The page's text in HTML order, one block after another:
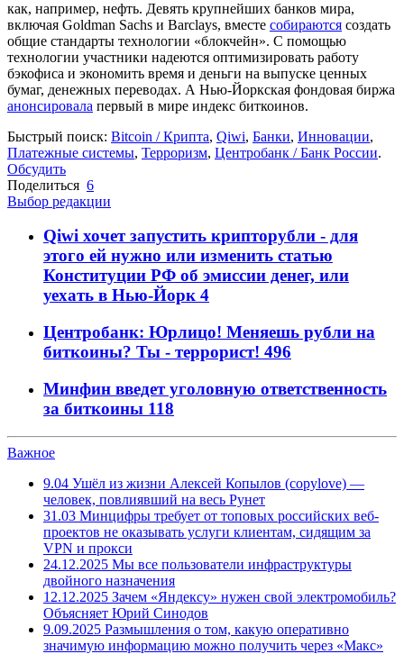
как, например, нефть. Девять крупнейших банков мира,
включая Goldman Sachs и Barclays, вместе собираются создать
общие стандарты технологии «блокчейн». С помощью
технологии участники надеются оптимизировать работу
бэкофиса и экономить время и деньги на выпуске ценных
бумаг, денежных переводах. А Нью-Йоркская фондовая биржа
анонсировала первый в мире индекс биткоинов.
Быстрый поиск: Bitcoin / Крипта, Qiwi, Банки, Инновации,
Платежные системы, Терроризм, Центробанк / Банк России.
Обсудить
Поделиться 6
Выбор редакции
Qiwi хочет запустить крипторубли - для
этого ей нужно или изменить статью
Конституции РФ об эмиссии денег, или
уехать в Нью-Йорк 4
Центробанк: Юрлицо! Меняешь рубли на
биткоины? Ты - террорист! 496
Минфин введет уголовную ответственность
за биткоины 118
Важное
9.04 Ушёл из жизни Алексей Копылов (copylove) —
человек, повлиявший на весь Рунет
31.03 Минцифры требует от топовых российских веб-
проектов не оказывать услуги клиентам, сидящим за
VPN и прокси
24.12.2025 Мы все пользователи инфраструктуры
двойного назначения
12.12.2025 Зачем «Яндексу» нужен свой электромобиль?
Объясняет Юрий Синодов
9.09.2025 Размышления о том, какую оперативно
значимую информацию можно получить через «Макс»